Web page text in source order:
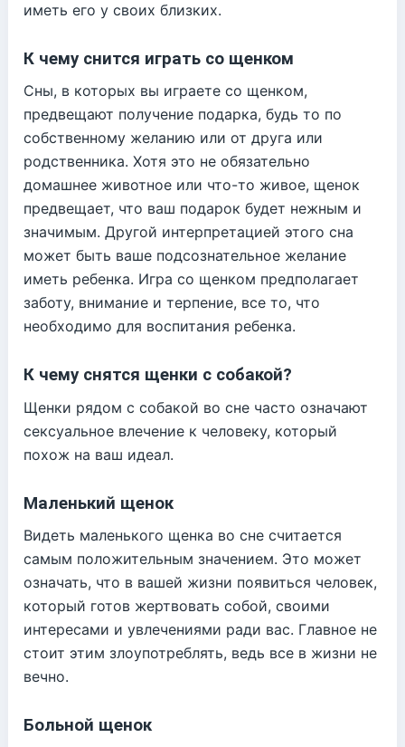
иметь его у своих близких.
К чему снится играть со щенком
Сны, в которых вы играете со щенком,
предвещают получение подарка, будь то по
собственному желанию или от друга или
родственника. Хотя это не обязательно
домашнее животное или что-то живое, щенок
предвещает, что ваш подарок будет нежным и
значимым. Другой интерпретацией этого сна
может быть ваше подсознательное желание
иметь ребенка. Игра со щенком предполагает
заботу, внимание и терпение, все то, что
необходимо для воспитания ребенка.
К чему снятся щенки с собакой?
Щенки рядом с собакой во сне часто означают
сексуальное влечение к человеку, который
похож на ваш идеал.
Маленький щенок
Видеть маленького щенка во сне считается
самым положительным значением. Это может
означать, что в вашей жизни появиться человек,
который готов жертвовать собой, своими
интересами и увлечениями ради вас. Главное не
стоит этим злоупотреблять, ведь все в жизни не
вечно.
Больной щенок